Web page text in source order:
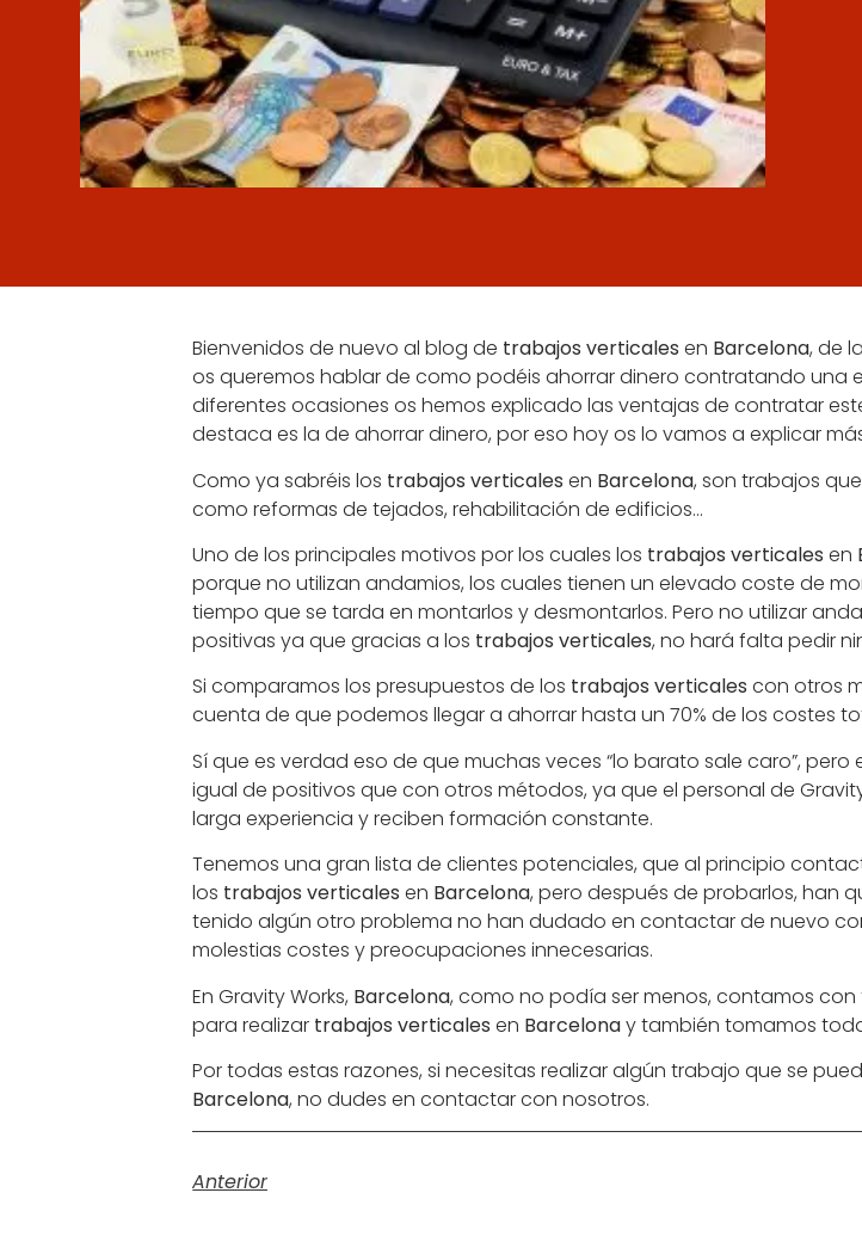
Bienvenidos de nuevo al blog de trabajos verticales en Barcelona, de
os queremos hablar de como podéis ahorrar dinero contratando una
diferentes ocasiones os hemos explicado las ventajas de contratar
destaca es la de ahorrar dinero, por eso hoy os lo vamos a explicar
Como ya sabréis los trabajos verticales en Barcelona, son trabajos
como reformas de tejados, rehabilitación de edificios…
Uno de los principales motivos por los cuales los trabajos verticales en
porque no utilizan andamios, los cuales tienen un elevado coste de
tiempo que se tarda en montarlos y desmontarlos. Pero no utilizar
positivas ya que gracias a los trabajos verticales, no hará falta pedir
Si comparamos los presupuestos de los trabajos verticales con otros
cuenta de que podemos llegar a ahorrar hasta un 70% de los costes
Sí que es verdad eso de que muchas veces “lo barato sale caro”,
igual de positivos que con otros métodos, ya que el personal de
larga experiencia y reciben formación constante.
Tenemos una gran lista de clientes potenciales, que al principio
los trabajos verticales en Barcelona, pero después de probarlos, han
tenido algún otro problema no han dudado en contactar de nuevo
molestias costes y preocupaciones innecesarias.
En Gravity Works, Barcelona, como no podía ser menos, contamos
para realizar trabajos verticales en Barcelonay también tomamos
Por todas estas razones, si necesitas realizar algún trabajo que se
Barcelona, no dudes en contactar con nosotros.
Anterior